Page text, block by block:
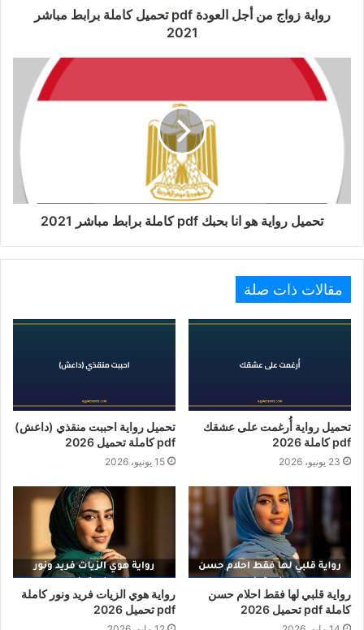
رواية زواج من أجل العودة pdf تحميل كاملة برابط مباشر
2021
تحميل رواية هو انا بحبك pdf كاملة برابط مباشر 2021
مقالات ذات صلة
تحميل رواية أُرغمت على عشقك
pdf كاملة 2026
23 يونيو، 2026
تحميل رواية احببت منقذي (داعش)
pdf كاملة تحميل 2026
15 يونيو، 2026
رواية قلبي لها فقط احلام حسن
كاملة pdf تحميل 2026
رواية هوي الزيات فريد ونور كاملة
pdf تحميل 2026